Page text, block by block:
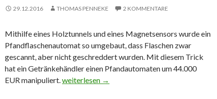
29.12.2016 THOMAS PENNEKE 2 KOMMENTARE
Mithilfe eines Holztunnels und eines Magnetsensors wurde ein
Pfandflaschenautomat so umgebaut, dass Flaschen zwar
gescannt, aber nicht geschreddert wurden. Mit diesem Trick
hat ein Getränkehändler einen Pfandautomaten um 44.000
EUR manipuliert.WIE MANIPULIERT MAN EINEN
weiterlesen →